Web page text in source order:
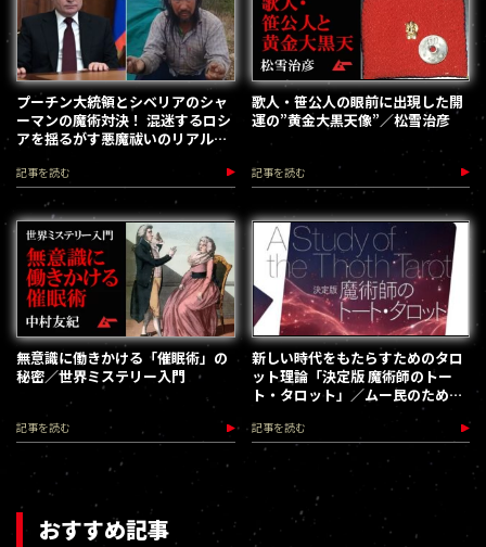
プーチン大統領とシベリアのシャ
ーマンの魔術対決！ 混迷するロシ
アを揺るがす悪魔祓いのリアル／
仲田しんじ
記事を読む
歌人・笹公人の眼前に出現した開
運の”黄金大黒天像”／松雪治彦
記事を読む
無意識に働きかける「催眠術」の
秘密／世界ミステリー入門
記事を読む
新しい時代をもたらすためのタロ
ット理論「決定版 魔術師のトー
ト・タロット」／ムー民のための
記事を読む
おすすめ記事